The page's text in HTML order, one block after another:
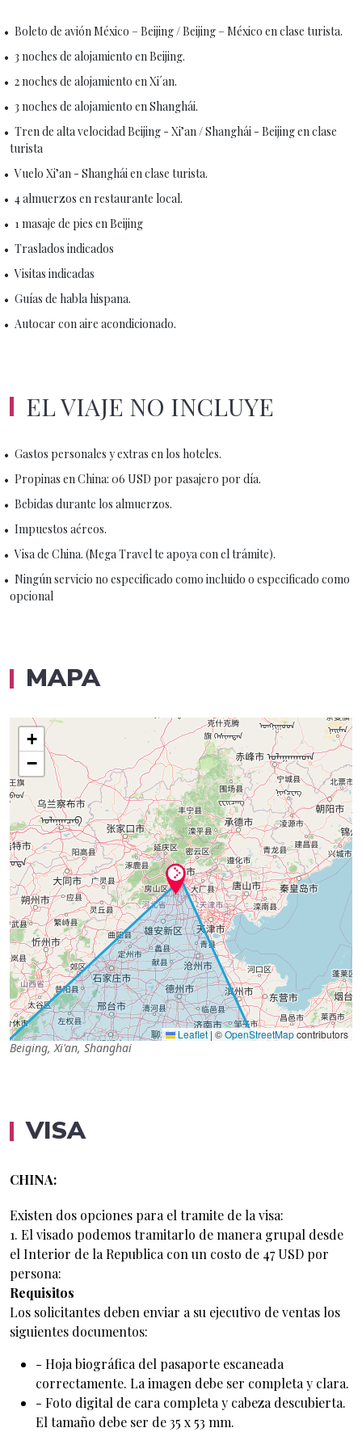
Boleto de avión México – Beijing / Beijing – México en clase turista.
3 noches de alojamiento en Beijing.
2 noches de alojamiento en Xi´an.
3 noches de alojamiento en Shanghái.
Tren de alta velocidad Beijing - Xi’an / Shanghái - Beijing en clase
turista
Vuelo Xi’an - Shanghái en clase turista.
4 almuerzos en restaurante local.
1 masaje de pies en Beijing
Traslados indicados
Visitas indicadas
Guías de habla hispana.
Autocar con aire acondicionado.
EL VIAJE NO INCLUYE
Gastos personales y extras en los hoteles.
Propinas en China: 06 USD por pasajero por día.
Bebidas durante los almuerzos.
Impuestos aéreos.
Visa de China. (Mega Travel te apoya con el trámite).
Ningún servicio no especificado como incluido o especificado como
opcional
MAPA
+
−
Leaflet| ©OpenStreetMapcontributors
Beiging, Xi'an, Shanghai
VISA
CHINA:
Existen dos opciones para el tramite de la visa:
1. El visado podemos tramitarlo de manera grupal desde
el Interior de la Republica con un costo de 47 USD por
persona:
Requisitos
Los solicitantes deben enviar a su ejecutivo de ventas los
siguientes documentos:
- Hoja biográfica del pasaporte escaneada
correctamente. La imagen debe ser completa y clara.
- Foto digital de cara completa y cabeza descubierta.
El tamaño debe ser de 35 x 53 mm.